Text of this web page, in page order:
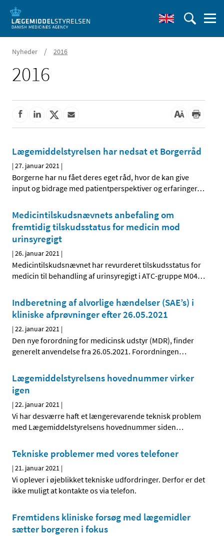
Nyheder / 2016
2016
Lægemiddelstyrelsen har nedsat et Borgerråd
|27. januar 2021 |
Borgerne har nu fået deres eget råd, hvor de kan give
input og bidrage med patientperspektiver og erfaringer…
Medicintilskudsnævnets anbefaling om
fremtidig tilskudsstatus for medicin mod
urinsyregigt
|26. januar 2021 |
Medicintilskudsnævnet har revurderet tilskudsstatus for
medicin til behandling af urinsyregigt i ATC-gruppe M04…
Indberetning af alvorlige hændelser (SAE’s) i
kliniske afprøvninger efter 26.05.2021
|22. januar 2021 |
Den nye forordning for medicinsk udstyr (MDR), finder
generelt anvendelse fra 26.05.2021. Forordningen…
Lægemiddelstyrelsens hovednummer virker
igen
|22. januar 2021 |
Vi har desværre haft et længerevarende teknisk problem
med Lægemiddelstyrelsens hovednummer siden…
Tekniske problemer med vores telefoner
|21. januar 2021 |
Vi oplever i øjeblikket tekniske udfordringer. Derfor er det
ikke muligt at kontakte os via telefon.
Fremtidens kliniske forsøg med lægemidler
sætter borgeren i fokus